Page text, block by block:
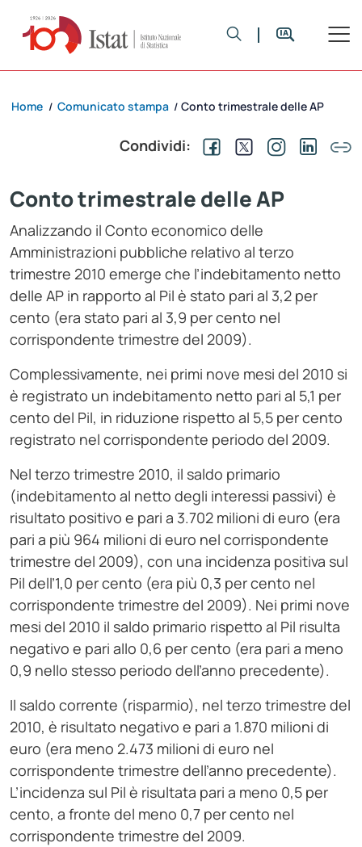
Home / Comunicato stampa / Conto trimestrale delle AP
Condividi:
Conto trimestrale delle AP
Analizzando il Conto economico delle
Amministrazioni pubbliche relativo al terzo
trimestre 2010 emerge che l’indebitamento netto
delle AP in rapporto al Pil è stato pari al 3,2 per
cento (era stato pari al 3,9 per cento nel
corrispondente trimestre del 2009).
Complessivamente, nei primi nove mesi del 2010 si
è registrato un indebitamento netto pari al 5,1 per
cento del Pil, in riduzione rispetto al 5,5 per cento
registrato nel corrispondente periodo del 2009.
Nel terzo trimestre 2010, il saldo primario
(indebitamento al netto degli interessi passivi) è
risultato positivo e pari a 3.702 milioni di euro (era
pari a più 964 milioni di euro nel corrispondente
trimestre del 2009), con una incidenza positiva sul
Pil dell’1,0 per cento (era più 0,3 per cento nel
corrispondente trimestre del 2009). Nei primi nove
mesi del 2010 il saldo primario rispetto al Pil risulta
negativo e pari allo 0,6 per cento (era pari a meno
0,9 nello stesso periodo dell’anno precedente).
Il saldo corrente (risparmio), nel terzo trimestre del
2010, è risultato negativo e pari a 1.870 milioni di
euro (era meno 2.473 milioni di euro nel
corrispondente trimestre dell’anno precedente).
L’incidenza sul Pil è risultata pari a meno 0,5 per
cento, a fronte del meno 0,7 per cento nel
corrispondente trimestre del 2009.